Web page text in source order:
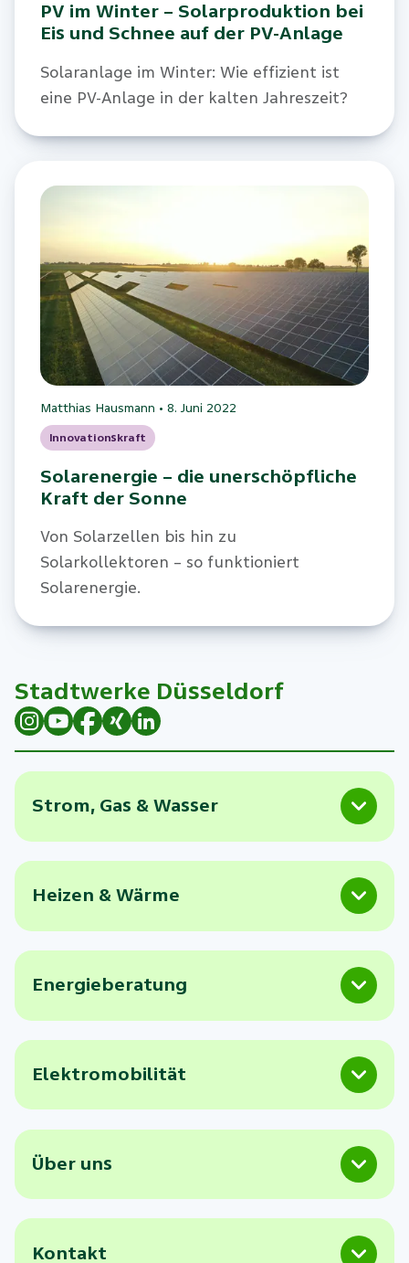
PV im Winter – Solarproduktion bei
Eis und Schnee auf der PV-Anlage
Solaranlage im Winter: Wie effizient ist
eine PV-Anlage in der kalten Jahreszeit?
Matthias Hausmann • 8. Juni 2022
Innovationskraft
Solarenergie – die unerschöpfliche
Kraft der Sonne
Von Solarzellen bis hin zu
Solarkollektoren – so funktioniert
Solarenergie.
Stadtwerke Düsseldorf
Strom, Gas & Wasser
Heizen & Wärme
Energieberatung
Elektromobilität
Über uns
Kontakt